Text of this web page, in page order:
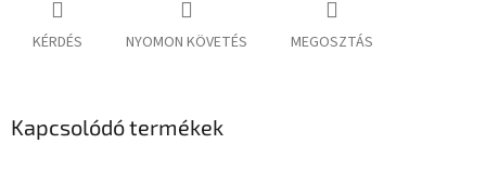
KÉRDÉS NYOMON KÖVETÉS MEGOSZTÁS
Kapcsolódó termékek